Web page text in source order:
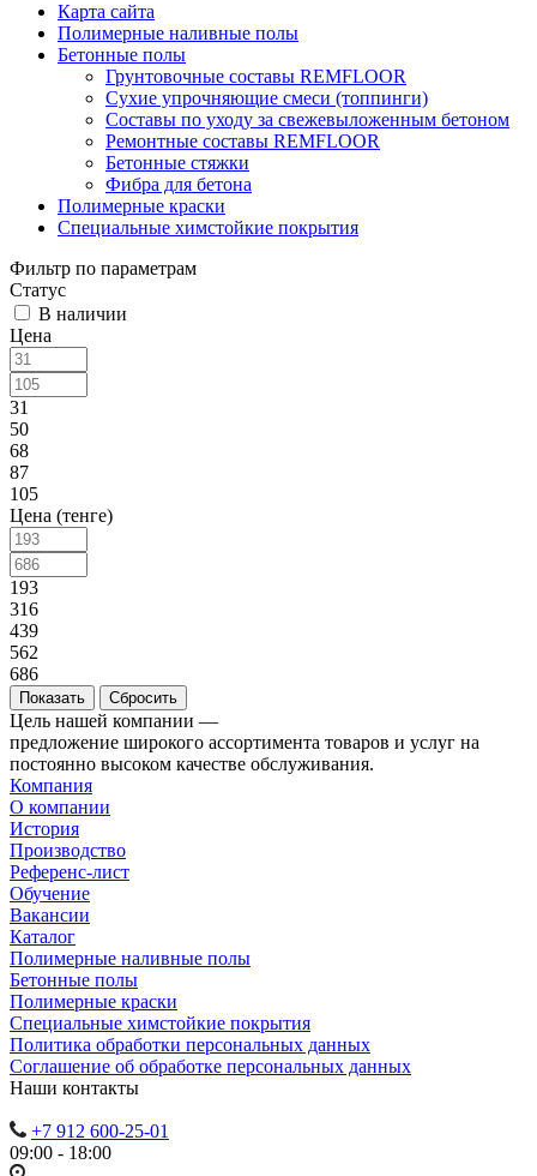
Карта сайта
Полимерные наливные полы
Бетонные полы
Грунтовочные составы REMFLOOR
Сухие упрочняющие смеси (топпинги)
Составы по уходу за свежевыложенным бетоном
Ремонтные составы REMFLOOR
Бетонные стяжки
Фибра для бетона
Полимерные краски
Специальные химстойкие покрытия
Фильтр по параметрам
Статус
В наличии
Цена
31
50
68
87
105
Цена (тенге)
193
316
439
562
686
Сбросить
Цель нашей компании —
предложение широкого ассортимента товаров и услуг на
постоянно высоком качестве обслуживания.
Компания
О компании
История
Производство
Референс-лист
Обучение
Вакансии
Каталог
Полимерные наливные полы
Бетонные полы
Полимерные краски
Специальные химстойкие покрытия
Политика обработки персональных данных
Cоглашение об обработке персональных данных
Наши контакты
+7 912 600-25-01
09:00 - 18:00